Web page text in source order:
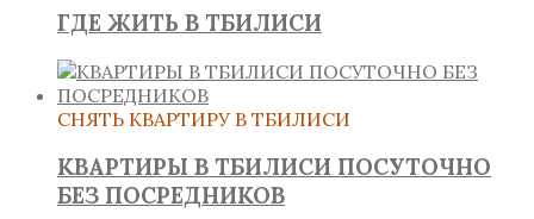
ГДЕ ЖИТЬ В ТБИЛИСИ
СНЯТЬ КВАРТИРУ В ТБИЛИСИ
КВАРТИРЫ В ТБИЛИСИ ПОСУТОЧНО
БЕЗ ПОСРЕДНИКОВ